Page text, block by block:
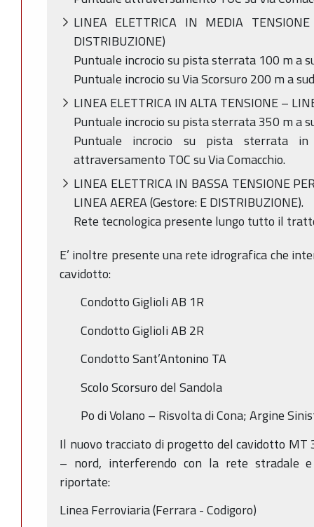
LINEA ELETTRICA IN MEDIA
DISTRIBUZIONE)
Puntuale incrocio su pista sterrata 100 m a
Puntuale incrocio su Via Scorsuro 200 m a
LINEA ELETTRICA IN ALTA TENSIONE –
Puntuale incrocio su pista sterrata 350 m a
Puntuale incrocio su pista sterrata in
attraversamento TOC su Via Comacchio.
LINEA ELETTRICA IN BASSA TENSIONE
LINEA AEREA (Gestore: E DISTRIBUZIONE).
Rete tecnologica presente lungo tutto il
E’ inoltre presente una rete idrografica che
cavidotto:
Condotto Giglioli AB 1R
Condotto Giglioli AB 2R
Condotto Sant’Antonino TA
Scolo Scorsuro del Sandola
Po di Volano – Risvolta di Cona; Argine
Il nuovo tracciato di progetto del cavidotto MT
– nord, interferendo con la rete stradale
riportate:
Linea Ferroviaria (Ferrara - Codigoro)